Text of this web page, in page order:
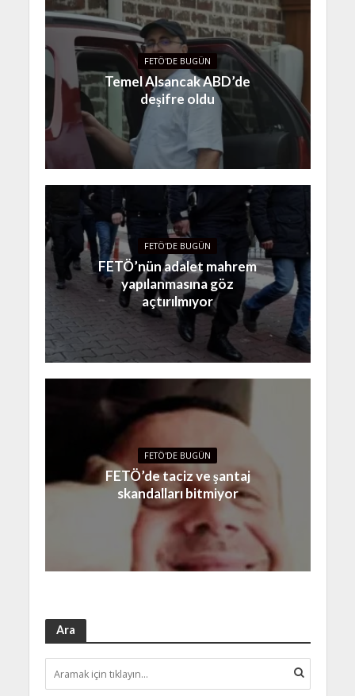
FETÖ'DE BUGÜN
Temel Alsancak ABD’de
deşifre oldu
FETÖ'DE BUGÜN
FETÖ’nün adalet mahrem
yapılanmasına göz
açtırılmıyor
FETÖ'DE BUGÜN
FETÖ’de taciz ve şantaj
skandalları bitmiyor
Ara